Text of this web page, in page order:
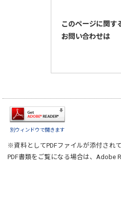
このページに関す
お問い合わせは
別ウィンドウで開きます
※資料としてPDFファイルが添付され
PDF書類をご覧になる場合は、 Adobe